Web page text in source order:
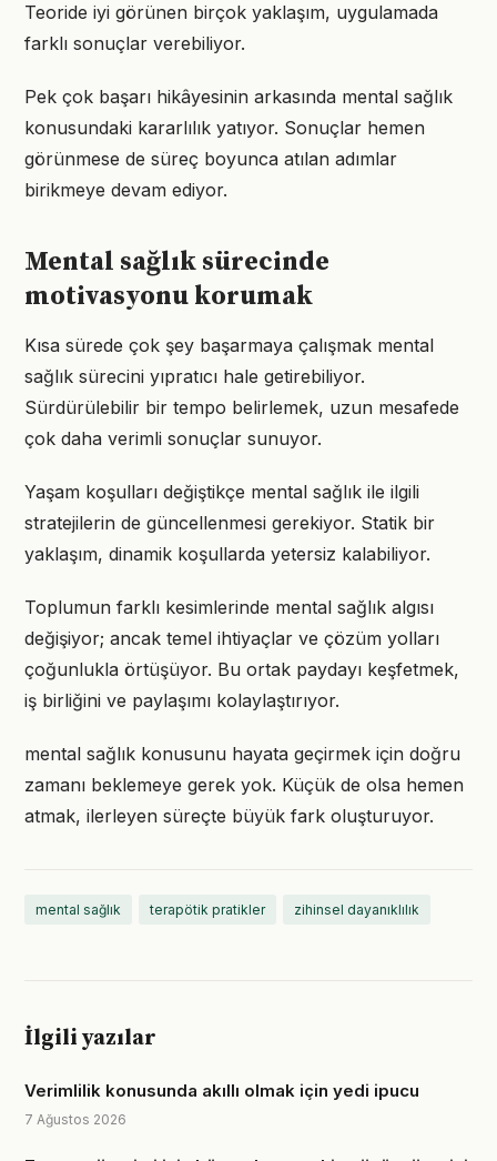
Teoride iyi görünen birçok yaklaşım, uygulamada
farklı sonuçlar verebiliyor.
Pek çok başarı hikâyesinin arkasında mental sağlık
konusundaki kararlılık yatıyor. Sonuçlar hemen
görünmese de süreç boyunca atılan adımlar
birikmeye devam ediyor.
Mental sağlık sürecinde
motivasyonu korumak
Kısa sürede çok şey başarmaya çalışmak mental
sağlık sürecini yıpratıcı hale getirebiliyor.
Sürdürülebilir bir tempo belirlemek, uzun mesafede
çok daha verimli sonuçlar sunuyor.
Yaşam koşulları değiştikçe mental sağlık ile ilgili
stratejilerin de güncellenmesi gerekiyor. Statik bir
yaklaşım, dinamik koşullarda yetersiz kalabiliyor.
Toplumun farklı kesimlerinde mental sağlık algısı
değişiyor; ancak temel ihtiyaçlar ve çözüm yolları
çoğunlukla örtüşüyor. Bu ortak paydayı keşfetmek,
iş birliğini ve paylaşımı kolaylaştırıyor.
mental sağlık konusunu hayata geçirmek için doğru
zamanı beklemeye gerek yok. Küçük de olsa hemen
atmak, ilerleyen süreçte büyük fark oluşturuyor.
mental sağlık terapötik pratikler zihinsel dayanıklılık
İlgili yazılar
Verimlilik konusunda akıllı olmak için yedi ipucu
7 Ağustos 2026